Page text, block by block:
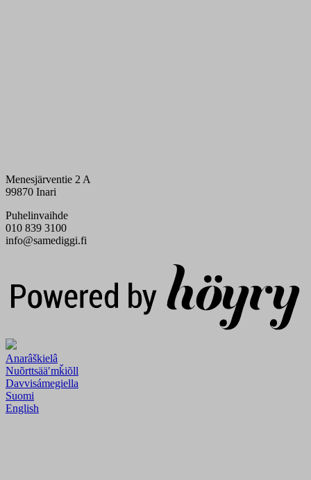
Menesjärventie 2 A
99870 Inari
Puhelinvaihde
010 839 3100
info@samediggi.fi
Anarâškielâ
Nuõrttsääʹmǩiõll
Davvisámegiella
Suomi
English